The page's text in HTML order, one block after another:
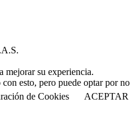
mejorar su experiencia.
esto, pero puede optar por no
de Cookies ACEPTAR